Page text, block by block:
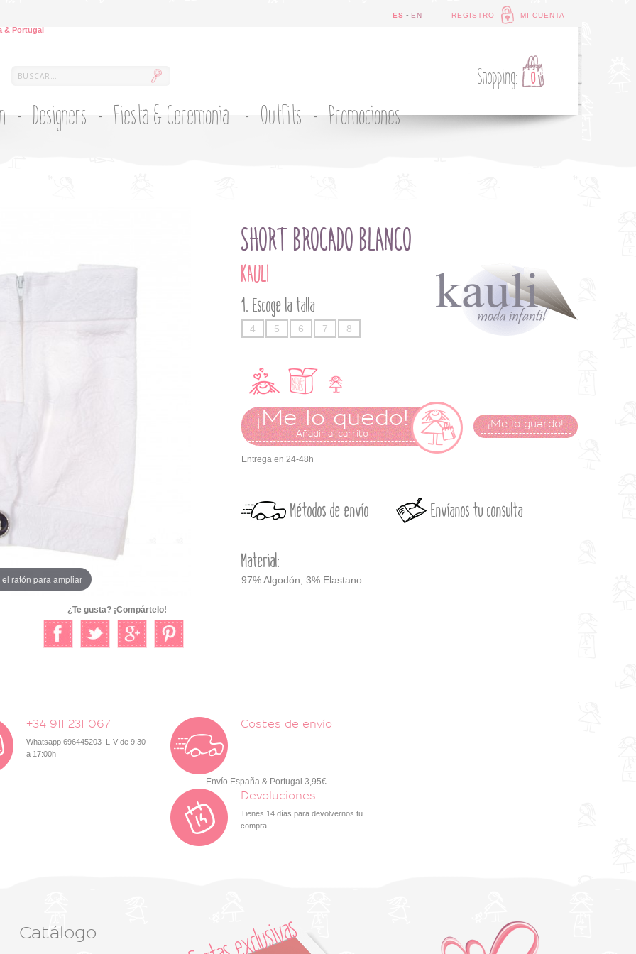
& Portugal
REGISTRO MI CUENTA
ES - EN
Shopping: 0
Designers Fiesta & Ceremonia Outfits Promociones
el ratón para ampliar
¿Te gusta? ¡Compártelo!
SHORT BROCADO BLANCO
KAULI
Escoge la talla
4 5 6 7 8
¡Me lo quedo!
Añadir al carrito
¡Me lo guardo!
Entrega en 24-48h
Métodos de envío Envíanos tu consulta
Material:
97% Algodón, 3% Elastano
+34 911 231 067
Whatsapp 696445203 L-V de 9:30
a 17:00h
Costes de envío
Envío España & Portugal 3,95€
Devoluciones
Tienes 14 días para devolvernos tu
compra
Catálogo